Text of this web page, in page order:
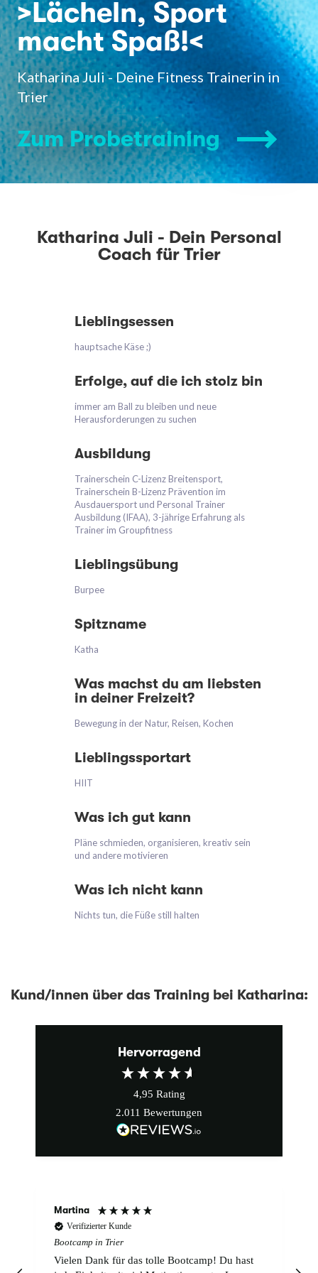
>Lächeln, Sport
macht Spaß!<
Katharina Juli - Deine Fitness Trainerin in
Trier
Zum Probetraining
Katharina Juli - Dein Personal
Coach für Trier
Lieblingsessen
hauptsache Käse ;)
Erfolge, auf die ich stolz bin
immer am Ball zu bleiben und neue
Herausforderungen zu suchen
Ausbildung
Trainerschein C-Lizenz Breitensport,
Trainerschein B-Lizenz Prävention im
Ausdauersport und Personal Trainer
Ausbildung (IFAA), 3-jährige Erfahrung als
Trainer im Groupfitness
Lieblingsübung
Burpee
Spitzname
Katha
Was machst du am liebsten
in deiner Freizeit?
Bewegung in der Natur, Reisen, Kochen
Lieblingssportart
HIIT
Was ich gut kann
Pläne schmieden, organisieren, kreativ sein
und andere motivieren
Was ich nicht kann
Nichts tun, die Füße still halten
Kund/innen über das Training bei Katharina:
Hervorragend
4,95 Rating
2.011 Bewertungen
Martina
Verifizierter Kunde
Bootcamp in Trier
Vielen Dank für das tolle Bootcamp! Du hast